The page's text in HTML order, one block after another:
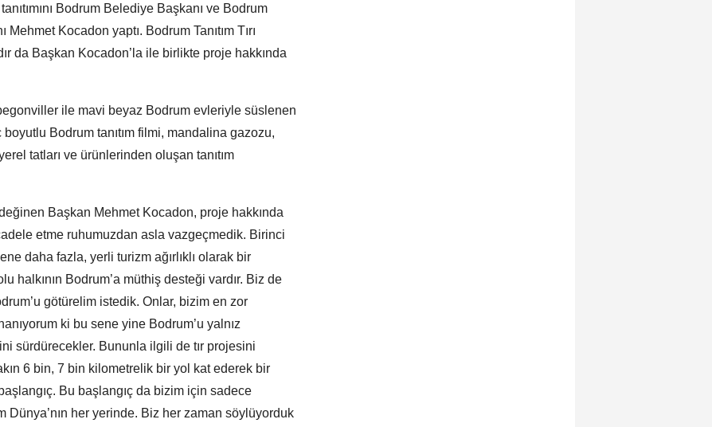
Bodrum Belediye Başkanı ve Bodrum
Kocadon yaptı. Bodrum Tanıtım Tırı
da Başkan Kocadon’la ile birlikte proje hakkında
ile mavi beyaz Bodrum evleriyle süslenen
Bodrum tanıtım filmi, mandalina gazozu,
tatları ve ürünlerinden oluşan tanıtım
Başkan Mehmet Kocadon, proje hakkında
etme ruhumuzdan asla vazgeçmedik. Birinci
daha fazla, yerli turizm ağırlıklı olarak bir
halkının Bodrum’a müthiş desteği vardır. Biz de
götürelim istedik. Onlar, bizim en zor
ki bu sene yine Bodrum’u yalnız
sürdürecekler. Bununla ilgili de tır projesini
6 bin, 7 bin kilometrelik bir yol kat ederek bir
Bu başlangıç da bizim için sadece
her yerinde. Biz her zaman söylüyorduk